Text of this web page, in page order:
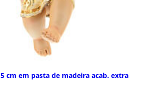
cm em pasta de madeira acab. extra